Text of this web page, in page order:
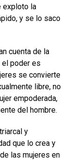
exploto la
y se lo saco
cuenta de la
el poder es
se convierte
libre, no
empoderada,
del hombre.
y
que lo crea y
las mujeres en